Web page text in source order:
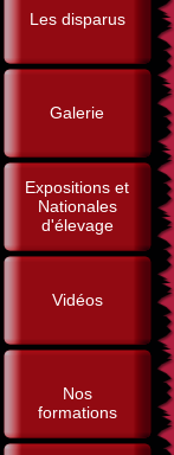
Les disparus
Galerie
Expositions et
Nationales
d'élevage
Vidéos
Nos
formations